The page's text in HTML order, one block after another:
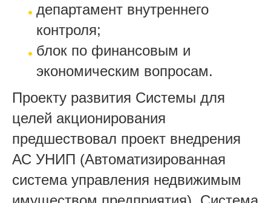
департамент внутреннего
контроля;
блок по финансовым и
экономическим вопросам.
Проекту развития Системы для
целей акционирования
предшествовал проект внедрения
АС УНИП (Автоматизированная
система управления недвижимым